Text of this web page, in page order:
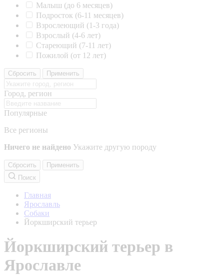
Малыш (до 6 месяцев)
Подросток (6-11 месяцев)
Взрослеющий (1-3 года)
Взрослый (4-6 лет)
Стареющий (7-11 лет)
Пожилой (от 12 лет)
Сбросить Применить
Город, регион
Популярные
Все регионы
Ничего не найдено Укажите другую породу
Сбросить
Применить
Поиск
Главная
Ярославль
Собаки
Йоркширский терьер
Йоркширский терьер в
Ярославле